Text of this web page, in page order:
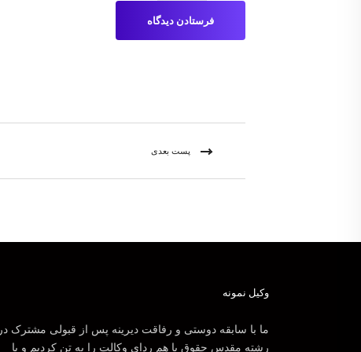
پست بعدی
وکیل نمونه
ما با سابقه دوستی و رفاقت دیرینه پس از قبولی مشترک در
رشته مقدس حقوق با هم ردای وکالت را به تن کردیم و با